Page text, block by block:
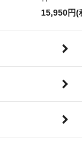
15,950円(